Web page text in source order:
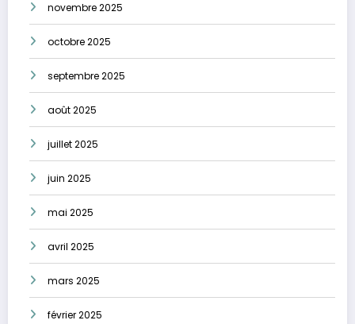
novembre 2025
octobre 2025
septembre 2025
août 2025
juillet 2025
juin 2025
mai 2025
avril 2025
mars 2025
février 2025